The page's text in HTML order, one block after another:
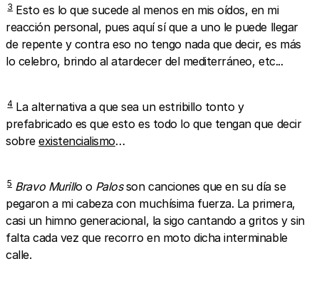
3Esto es lo que sucede al menos en mis oídos, en mi
reacción personal, pues aquí sí que a uno le puede llegar
de repente y contra eso no tengo nada que decir, es más
lo celebro, brindo al atardecer del mediterráneo, etc...
4La alternativa a que sea un estribillo tonto y
prefabricado es que esto es todo lo que tengan que decir
sobreexistencialismo…
5 Bravo Murillo o Palosson canciones que en su día se
pegaron a mi cabeza con muchísima fuerza. La primera,
casi un himno generacional, la sigo cantando a gritos y sin
falta cada vez que recorro en moto dicha interminable
calle.